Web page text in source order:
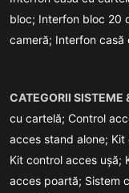
bloc; Interfon bloc 20
cameră; Interfon casă
CATEGORII SISTEME
cu cartelă; Control
acces stand alone; Kit
Kit control acces ușă;
acces poartă; Sistem